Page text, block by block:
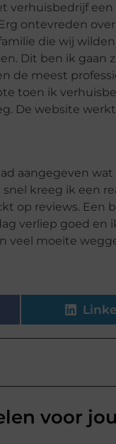
verhuisbedrijf
ontevreden
die wij
Dit ben ik gaan
de meest
toen ik
De website
aangegeven
kreeg ik een
op reviews. Een
verliep goed en
veel moeite
voor